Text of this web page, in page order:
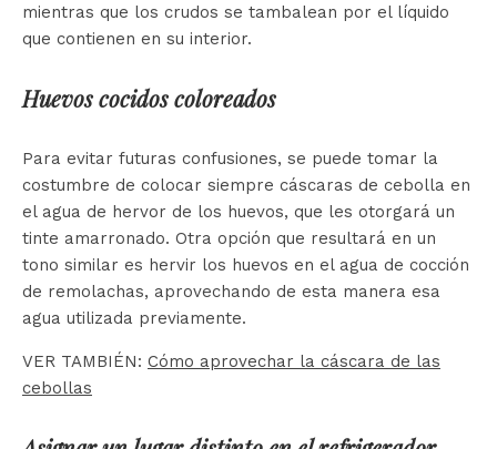
mientras que los crudos se tambalean por el líquido
que contienen en su interior.
Huevos cocidos coloreados
Para evitar futuras confusiones, se puede tomar la
costumbre de colocar siempre cáscaras de cebolla en
el agua de hervor de los huevos, que les otorgará un
tinte amarronado. Otra opción que resultará en un
tono similar es hervir los huevos en el agua de cocción
de remolachas, aprovechando de esta manera esa
agua utilizada previamente.
VER TAMBIÉN: Cómo aprovechar la cáscara de las
cebollas